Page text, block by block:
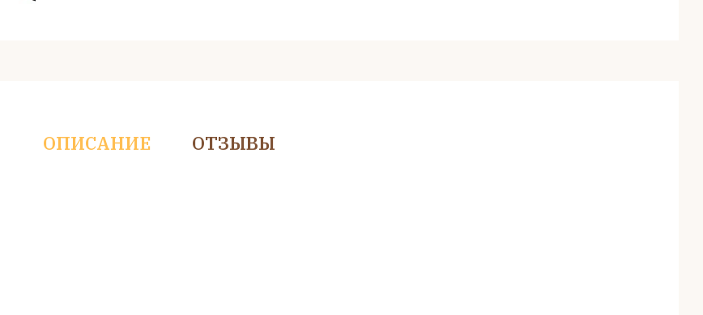
ОПИСАНИЕ ОТЗЫВЫ